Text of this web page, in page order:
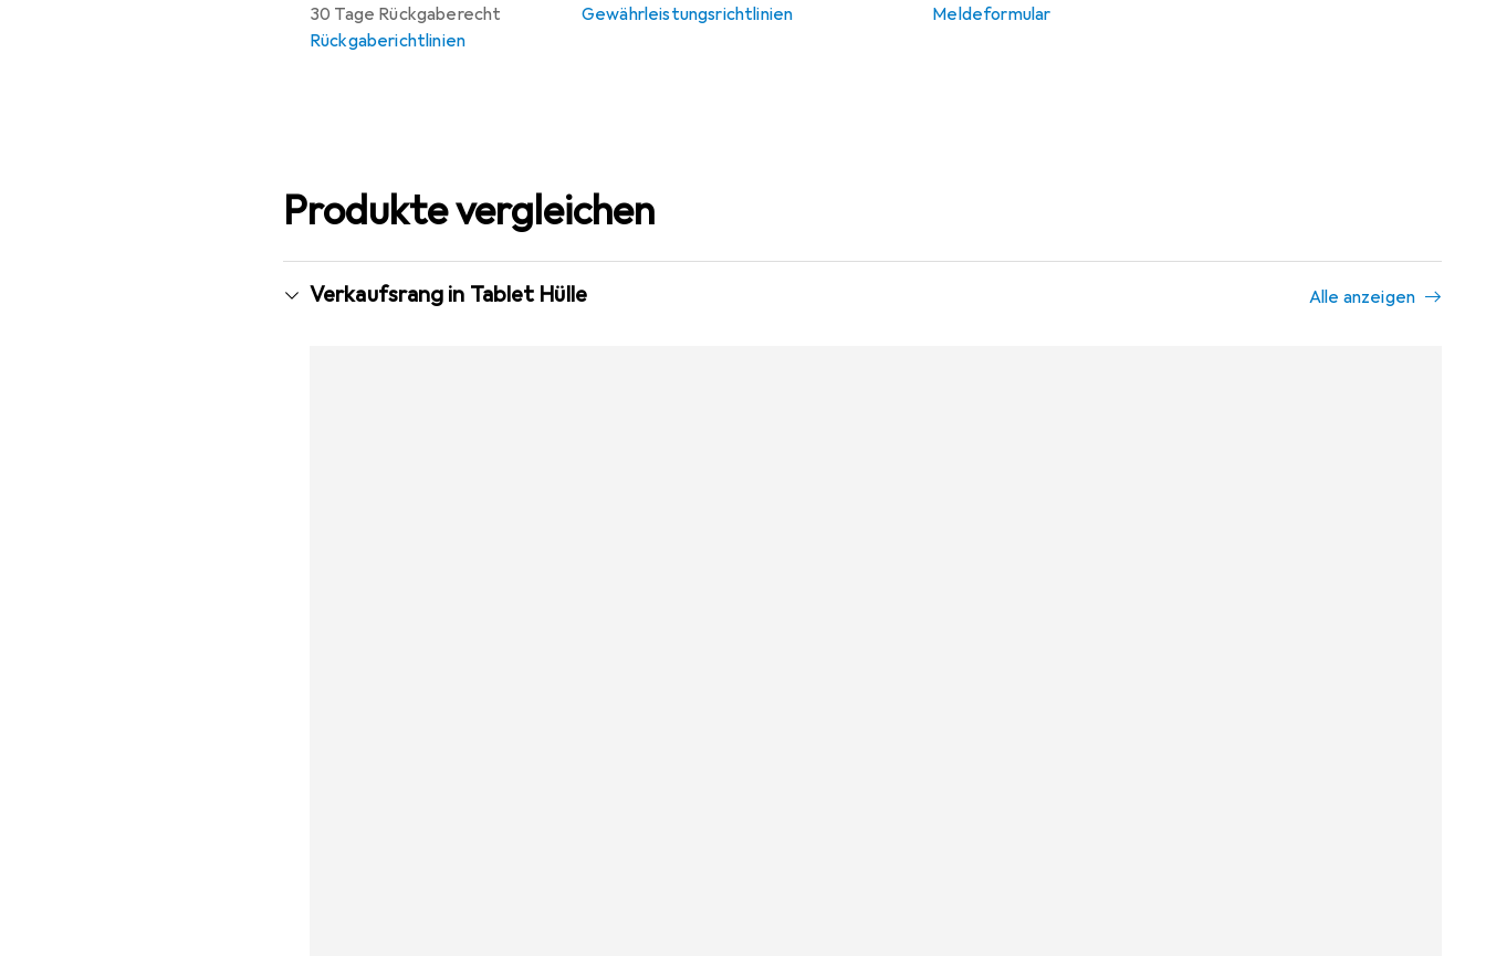
30 Tage Rückgaberecht
Rückgaberichtlinien
Gewährleistungsrichtlinien
Meldeformular
Produkte vergleichen
Verkaufsrang in Tablet Hülle Alle anzeigen